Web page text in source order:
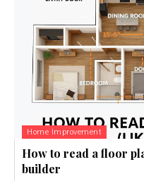
Home Improvement
How to read a floor
builder